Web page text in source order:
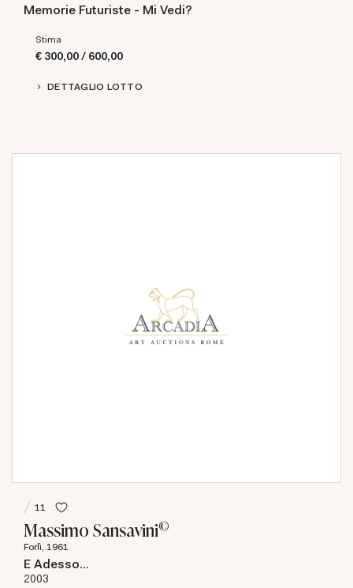
Memorie Futuriste - Mi Vedi?
Stima
€ 300,00 / 600,00
DETTAGLIO LOTTO
11
Massimo Sansavini©
Forlì, 1961
E Adesso...
2003